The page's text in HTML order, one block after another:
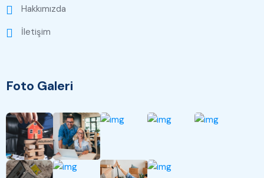
Hakkımızda
İletişim
Foto Galeri